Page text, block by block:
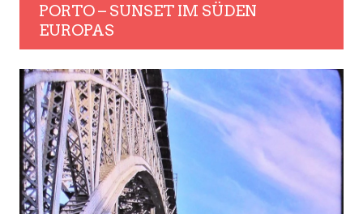
PORTO – SUNSET IM SÜDEN
EUROPAS